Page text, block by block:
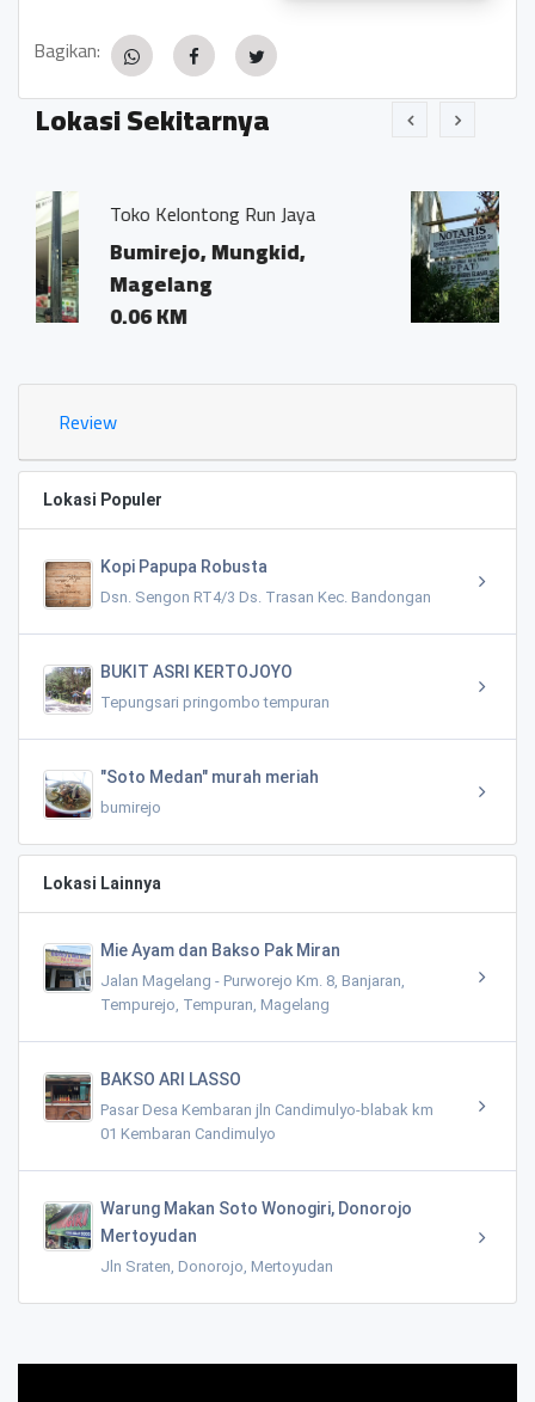
Bagikan:
Lokasi Sekitarnya
Run Jaya Kantor Notaris dan
Ivo Marius, SH"
Bumirejo,
Magelang
Review
Lokasi Populer
Kopi Papupa Robusta
Dsn. Sengon RT4/3 Ds. Trasan Kec. Bandongan
BUKIT ASRI KERTOJOYO
Tepungsari pringombo tempuran
"Soto Medan" murah meriah
bumirejo
Lokasi Lainnya
Mie Ayam dan Bakso Pak Miran
Jalan Magelang - Purworejo Km. 8, Banjaran,
Tempurejo, Tempuran, Magelang
BAKSO ARI LASSO
Pasar Desa Kembaran jln Candimulyo-blabak km
01 Kembaran Candimulyo
Warung Makan Soto Wonogiri, Donorojo
Mertoyudan
Jln Sraten, Donorojo, Mertoyudan